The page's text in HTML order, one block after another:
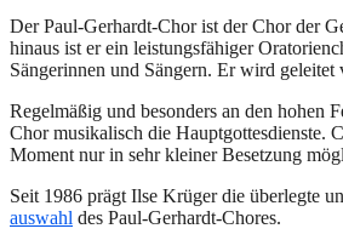
Der Paul-Gerhardt-Chor ist der Chor der
hinaus ist er ein leistungsfähiger
Sängerinnen und Sängern. Er wird geleitet
Regelmäßig und besonders an den hohen
Chor musikalisch die Hauptgottesdienste.
Moment nur in sehr kleiner Besetzung
Seit 1986 prägt Ilse Krüger die überlegte
auswahl des Paul-Gerhardt-Chores.